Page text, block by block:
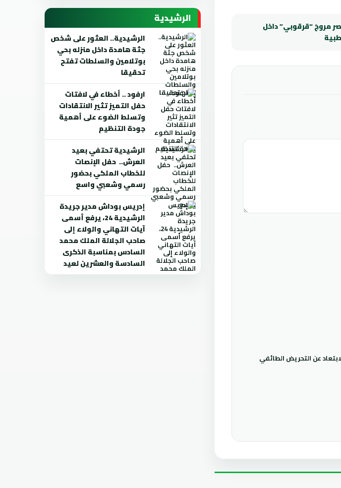
مروجَ “قرقوبي” داخل
عن التحريض الطائفي
الرشيدية
الرشيدية.. العثور على شخص
جثة هامدة داخل منزله بحي
بوتلامين والسلطات تفتح
تحقيقا
ارفود .. أخطاء في لافتات
حفل التميز تثير الانتقادات
وتسلط الضوء على أهمية
جودة التنظيم
الرشيدية تحتفي بعيد
العرش.. حفل الإنصات
للخطاب الملكي بحضور
رسمي وشعبي واسع
إدريس بوداش مدير جريدة
الرشيدية 24، يرفع أسمى
آيات التهاني والولاء إلى
صاحب الجلالة الملك محمد
السادس بمناسبة الذكرى
السادسة والعشرين لعيد